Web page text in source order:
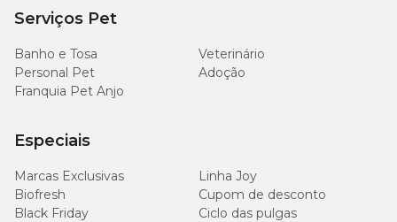
Serviços Pet
Banho e Tosa
Veterinário
Personal Pet
Adoção
Franquia Pet Anjo
Especiais
Marcas Exclusivas
Linha Joy
Biofresh
Cupom de desconto
Black Friday
Ciclo das pulgas